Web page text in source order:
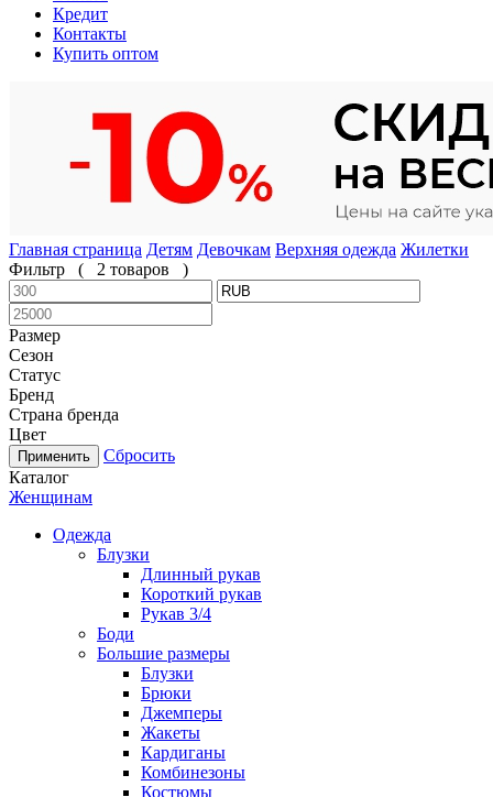
Кредит
Контакты
Купить оптом
Главная страница Детям Девочкам Верхняя одежда Жилетки
Фильтр
( 2 товаров )
Размер
Сезон
Статус
Бренд
Страна бренда
Цвет
Сбросить
Каталог
Женщинам
Одежда
Блузки
Длинный рукав
Короткий рукав
Рукав 3/4
Боди
Большие размеры
Блузки
Брюки
Джемперы
Жакеты
Кардиганы
Комбинезоны
Костюмы